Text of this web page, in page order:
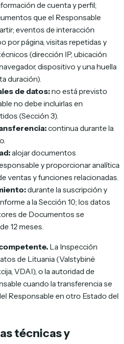
de cuenta y perfil;
que el Responsable
eventos de interacción
por página, visitas repetidas y
(dirección IP, ubicación
dispositivo y una huella
duración).
de datos:no está previsto
no debe incluirlas en
(Sección 3).
continua durante la
alojar documentos
y proporcionar analítica
ventas y funciones relacionadas.
durante la suscripción y
a la Sección 10; los datos
de Documentos se
12 meses.
La Inspección
de Lituania (Valstybinė
VDAI), o la autoridad de
cuando la transferencia se
Responsable en otro Estado del
técnicas y